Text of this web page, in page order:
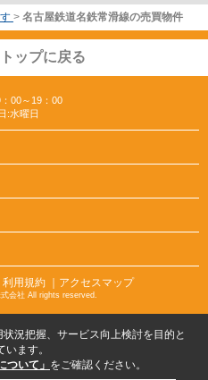
> 名古屋鉄道名鉄常滑線の売買物件
ップに戻る
00～19：00
:水曜日
利用規約 ｜アクセスマップ
会社 All rights reserved.
況把握、サービス向上検討を目的と
ます。
ついて」 をご確認ください。